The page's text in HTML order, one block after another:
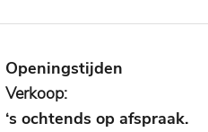
Openingstijden
Verkoop:
‘s ochtends op afspraak.